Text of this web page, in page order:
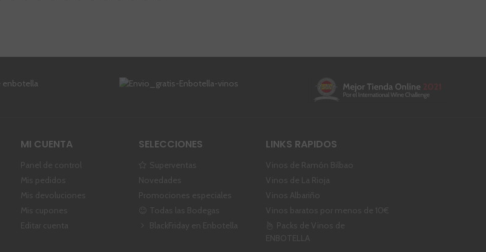
MI CUENTA
Panel de control
Mis pedidos
Mis devoluciones
Mis cupones
Editar cuenta
SELECCIONES
Superventas
Novedades
Promociones especiales
Todas las Bodegas
BlackFriday en Enbotella
LINKS RAPIDOS
Vinos de Ramón Bilbao
Vinos de La Rioja
Vinos Albariño
Vinos baratos por menos de 10€
Packs de Vinos de
ENBOTELLA